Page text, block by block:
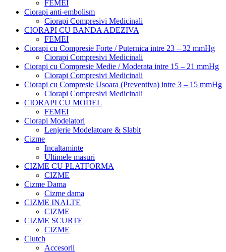
FEMEI
Ciorapi anti-embolism
Ciorapi Compresivi Medicinali
CIORAPI CU BANDA ADEZIVA
FEMEI
Ciorapi cu Compresie Forte / Puternica intre 23 – 32 mmHg
Ciorapi Compresivi Medicinali
Ciorapi cu Compresie Medie / Moderata intre 15 – 21 mmHg
Ciorapi Compresivi Medicinali
Ciorapi cu Compresie Usoara (Preventiva) intre 3 – 15 mmHg
Ciorapi Compresivi Medicinali
CIORAPI CU MODEL
FEMEI
Ciorapi Modelatori
Lenjerie Modelatoare & Slabit
Cizme
Incaltaminte
Ultimele masuri
CIZME CU PLATFORMA
CIZME
Cizme Dama
Cizme dama
CIZME INALTE
CIZME
CIZME SCURTE
CIZME
Clutch
Accesorii